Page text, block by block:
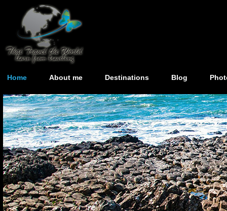
Home About me Destinations Blog